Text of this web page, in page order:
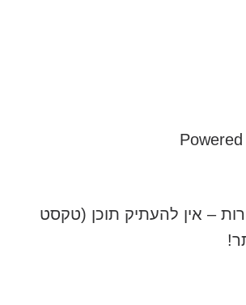
– אין להעתיק תוכן (טקסט